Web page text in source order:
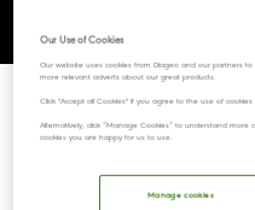
Our Use of Cookies
Our website uses cookies from Diageo and our partners
more relevant adverts about our great products.
Click "Accept all Cookies" if you agree to the use of
Alternatively, click “Manage Cookies” to understand more
cookies you are happy for us to use.
Manage cookies